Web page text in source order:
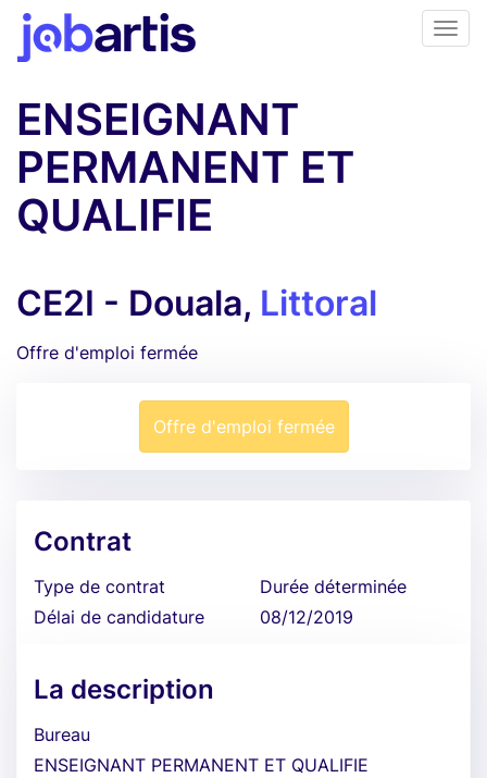
ENSEIGNANT
PERMANENT ET
QUALIFIE
CE2I - Douala, Littoral
Offre d'emploi fermée
Offre d'emploi fermée
Contrat
Type de contrat
Durée déterminée
Délai de candidature
08/12/2019
La description
Bureau
ENSEIGNANT PERMANENT ET QUALIFIE